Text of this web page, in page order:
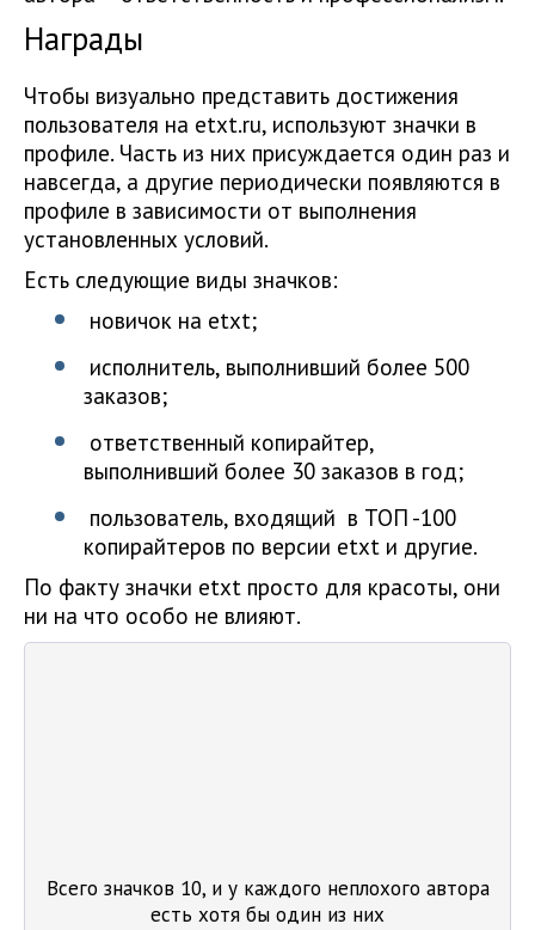
Награды
Чтобы визуально представить достижения
пользователя на etxt.ru, используют значки в
профиле. Часть из них присуждается один раз и
навсегда, а другие периодически появляются в
профиле в зависимости от выполнения
установленных условий.
Есть следующие виды значков:
новичок на etxt;
исполнитель, выполнивший более 500
заказов;
ответственный копирайтер,
выполнивший более 30 заказов в год;
пользователь, входящий в ТОП -100
копирайтеров по версии etxt и другие.
По факту значки etxt просто для красоты, они
ни на что особо не влияют.
Всего значков 10, и у каждого неплохого автора
есть хотя бы один из них